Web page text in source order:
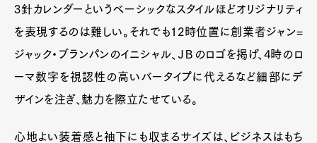
3針カレンダーというベーシックなスタイルほどオリジナリティ
を表現するのは難しい。それでも12時位置に創業者ジャン=
ジャック・ブランパンのイニシャル、ＪＢのロゴを掲げ、4時のロ
ーマ数字を視認性の高いバータイプに代えるなど細部にデ
ザインを注ぎ、魅力を際立たせている。
心地よい装着感と袖下にも収まるサイズは、ビジネスはもち